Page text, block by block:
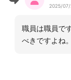
2025/07/
職員は職員で
べきですよね。